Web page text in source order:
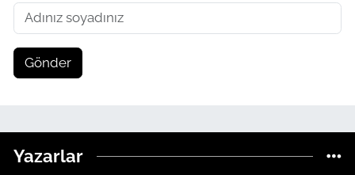
Gönder
Yazarlar